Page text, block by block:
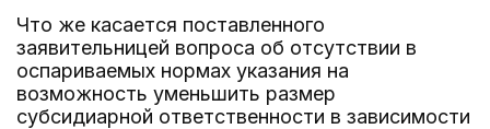
Что же касается поставленного
заявительницей вопроса об отсутствии в
оспариваемых нормах указания на
возможность уменьшить размер
субсидиарной ответственности в зависимости